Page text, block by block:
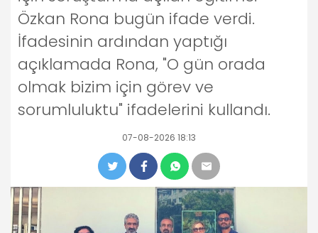
Özkan Rona bugün ifade verdi.
İfadesinin ardından yaptığı
açıklamada Rona, "O gün orada
olmak bizim için görev ve
sorumluluktu" ifadelerini kullandı.
07-08-2026 18:13